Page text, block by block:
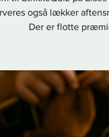
også lækker
Der er flotte